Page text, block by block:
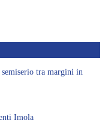
tra margini in
Imola